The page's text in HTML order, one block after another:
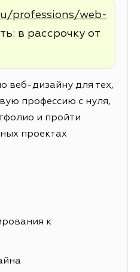
professions/web-
в рассрочку от
веб-дизайну для тех,
профессию с нуля,
и пройти
проектах
к